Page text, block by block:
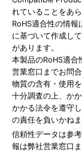
れていることをあら
RoHS適合性の情
に基づいて作成し
があります。
本製品のRoHS適合
営業窓口までお問
物質の含有・使用
十分調査の上、か
かかる法令を遵守
の責任を負いかねま
信頼性データは参
報は弊社営業窓口